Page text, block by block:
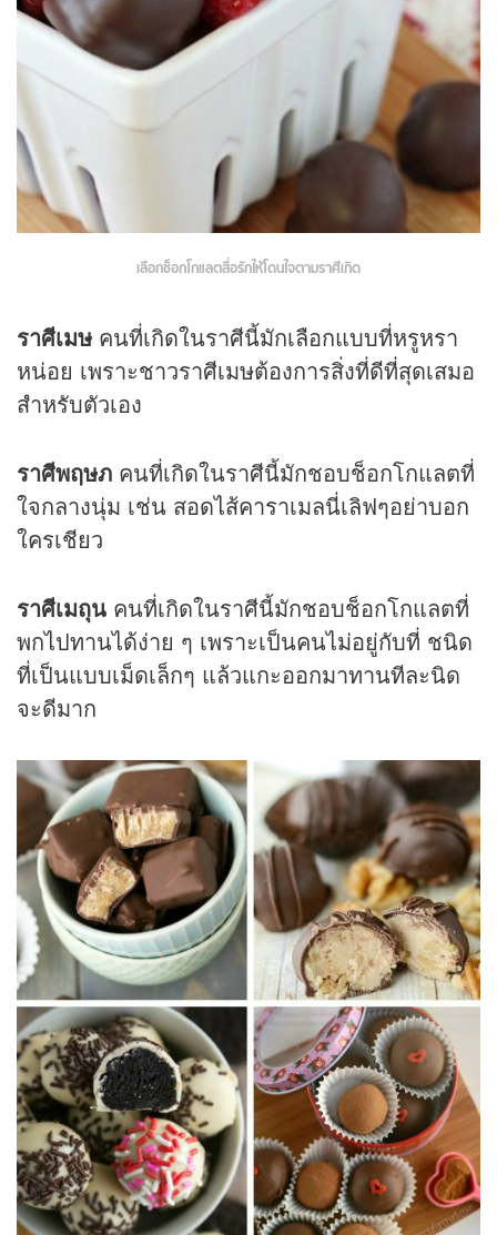
เลือกช็อกโกแลตสื่อรักให้้โดนใจตามราศีเกิด
ราศีเมษ คนที่เกิดในราศีนี้มักเลือกแบบที่หรูหรา
หน่อย เพราะชาวราศีเมษต้องการสิ่งที่ดีที่สุดเสมอ
สำหรับตัวเอง
ราศีพฤษภ คนที่เกิดในราศีนี้มักชอบช็อกโกแลตที่
ใจกลางนุ่ม เช่น สอดไส้คาราเมลนี่เลิฟๆอย่าบอก
ใครเชียว
ราศีเมถุน คนที่เกิดในราศีนี้มักชอบช็อกโกแลตที่
พกไปทานได้ง่าย ๆ เพราะเป็นคนไม่อยู่กับที่ ชนิด
ที่เป็นแบบเม็ดเล็กๆ แล้วแกะออกมาทานทีละนิด
จะดีมาก